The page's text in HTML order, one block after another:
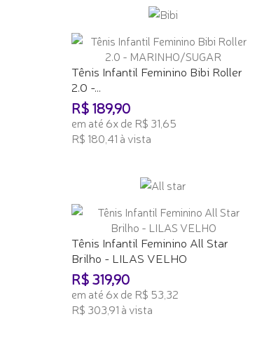
Tênis Infantil Feminino Bibi Roller
2.0 -...
R$ 189,90
em até 6x de R$ 31,65
R$ 180,41 à vista
Tênis Infantil Feminino All Star
Brilho - LILAS VELHO
R$ 319,90
em até 6x de R$ 53,32
R$ 303,91 à vista